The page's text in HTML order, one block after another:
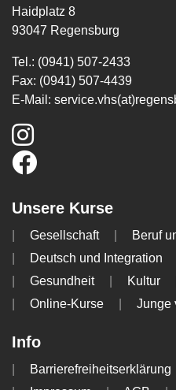
Haidplatz 8
93047 Regensburg
Tel.: (0941) 507-2433
Fax: (0941) 507-4439
E-Mail:
Unsere Kurse
Gesellschaft
Beruf
Deutsch und Integration
Gesundheit
Kultur
Online-Kurse
Junge
Info
Barrierefreiheitserklärung